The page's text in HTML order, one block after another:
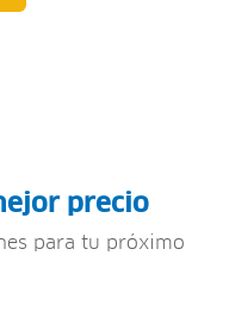
precio
para tu próximo